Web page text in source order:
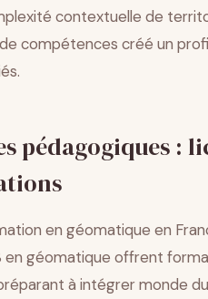
contextuelle de
compétences créé un
pédagogiques :
en géomatique en
en géomatique offrent
à intégrer monde